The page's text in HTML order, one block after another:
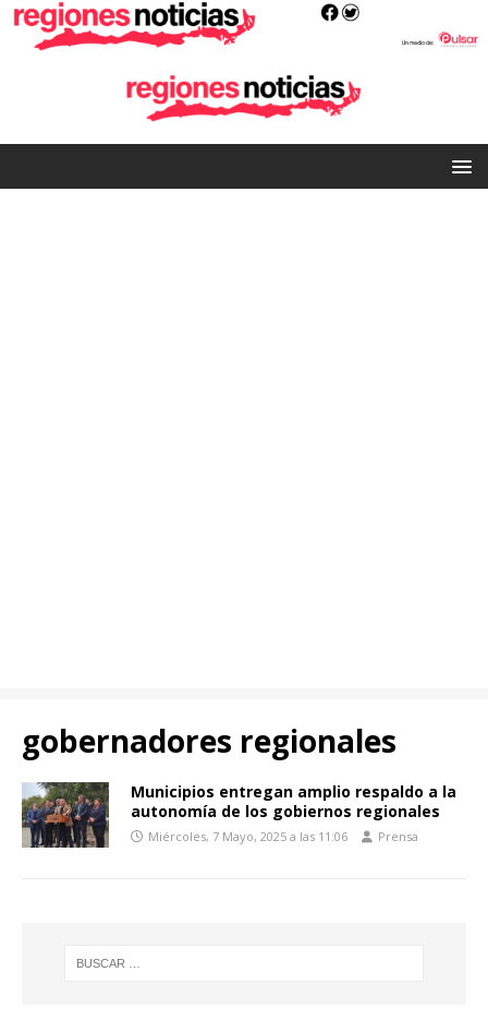
gobernadores regionales
Municipios entregan amplio respaldo a la
autonomía de los gobiernos regionales
Miércoles, 7 Mayo, 2025 a las 11:06 Prensa